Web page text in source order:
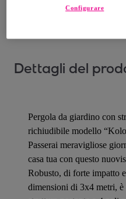
Dettagli del
Pergola da giardino con
richiudibile modello
Passerai meravigliose
casa tua con questo
Robusto, di forte impatto
dimensioni di 3x4 metri,
Configurare